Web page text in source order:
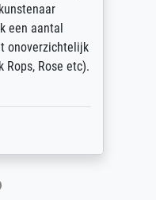
een aantal
onoverzichtelijk
Rops, Rose etc).